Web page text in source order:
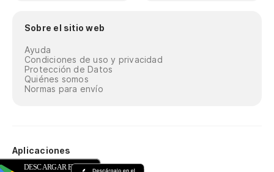
Sobre el sitio web
Ayuda
Condiciones de uso y privacidad
Protección de Datos
Quiénes somos
Normas para envío
Aplicaciones